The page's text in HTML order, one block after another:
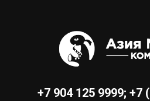
+7 904 125 9999; +7